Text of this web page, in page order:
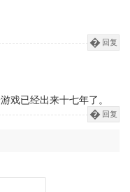
回复
戏已经出来十七年了。
回复